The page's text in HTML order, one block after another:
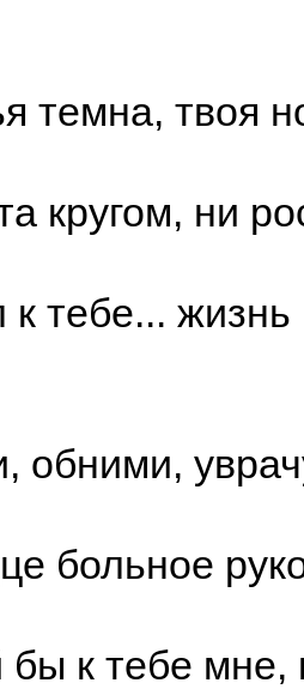
темна, твоя
кругом, ни
тебе... жизнь
обними,
больное
бы к тебе мне,